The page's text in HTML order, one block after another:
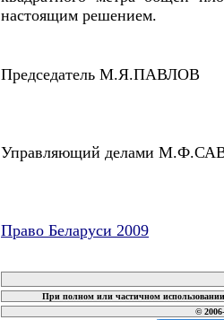
настоящим решением.
Председатель М.Я.ПАВЛОВ
Управляющий делами
Право Беларуси 2009
При полном или частичном
©